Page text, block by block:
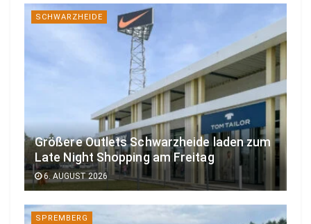
SCHWARZHEIDE
Größere Outlets Schwarzheide laden zum
Late Night Shopping am Freitag
6. AUGUST 2026
SPREMBERG